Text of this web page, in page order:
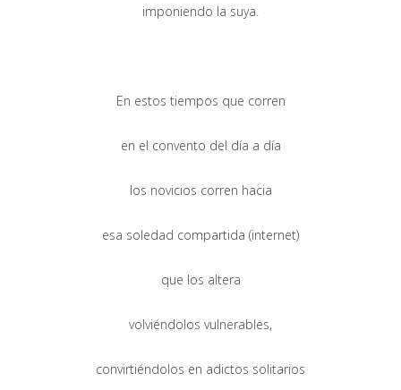
imponiendo la suya.
En estos tiempos que corren
en el convento del día a día
los novicios corren hacia
esa soledad compartida (internet)
que los altera
volviéndolos vulnerables,
convirtiéndolos en adictos solitarios